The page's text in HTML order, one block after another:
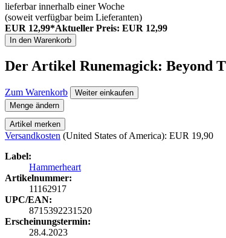
lieferbar innerhalb einer Woche
(soweit verfügbar beim Lieferanten)
EUR 12,99*Aktueller Preis: EUR 12,99
In den Warenkorb
Der Artikel Runemagick: Beyond
Zum Warenkorb
Weiter einkaufen
Menge ändern
Artikel merken
Versandkosten (United States of America): EUR 19,90
Label:
Hammerheart
Artikelnummer:
11162917
UPC/EAN:
8715392231520
Erscheinungstermin:
28.4.2023